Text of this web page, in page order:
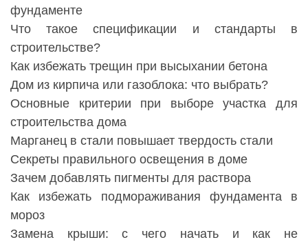
фундаменте
Что такое спецификации и стандарты в
строительстве?
Как избежать трещин при высыхании бетона
Дом из кирпича или газоблока: что выбрать?
Основные критерии при выборе участка для
строительства дома
Марганец в стали повышает твердость стали
Секреты правильного освещения в доме
Зачем добавлять пигменты для раствора
Как избежать подмораживания фундамента в
мороз
Замена крыши: с чего начать и как не